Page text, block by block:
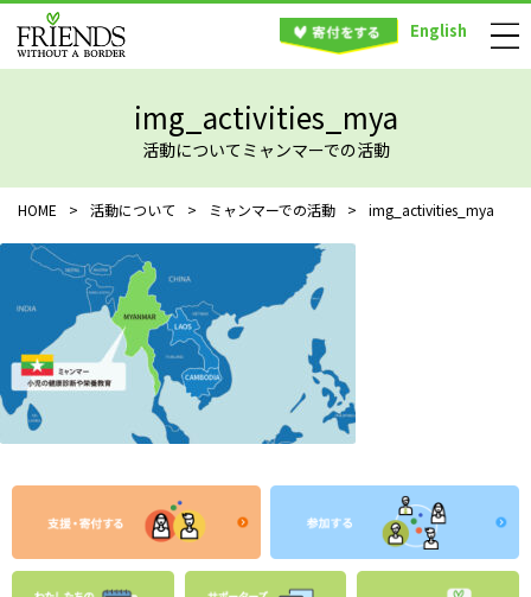
English
img_activities_mya
活動についてミャンマーでの活動
HOME > 活動について > ミャンマーでの活動 > img_activities_mya